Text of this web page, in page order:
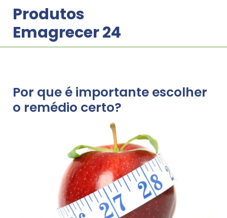
content
Produtos
Emagrecer 24
Por que é importante escolher
o remédio certo?